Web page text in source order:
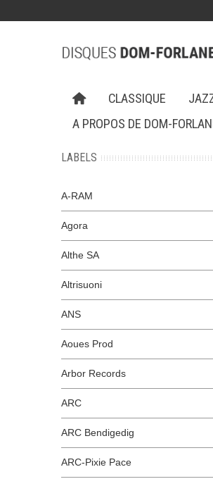
CLASSIQUE
A PROPOS DE DOM-
LABELS
A-RAM
Agora
Althe SA
Altrisuoni
ANS
Aoues Prod
Arbor Records
ARC
ARC Bendigedig
ARC-Pixie Pace